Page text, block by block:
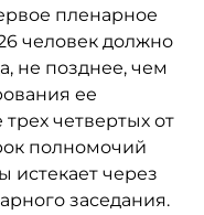
пленарное
человек должно
не позднее, чем
ее
четвертых от
полномочий
истекает через
заседания.